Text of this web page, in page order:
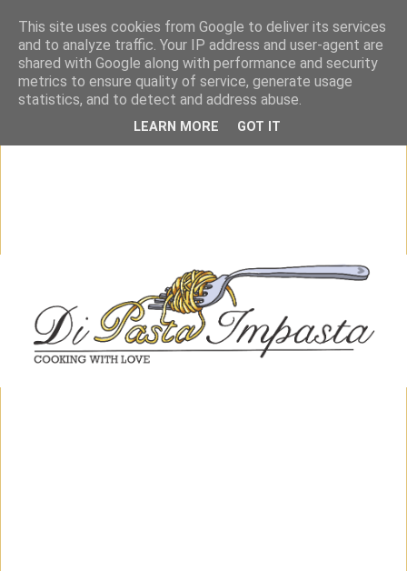
This site uses cookies from Google to deliver its services
and to analyze traffic. Your IP address and user-agent are
shared with Google along with performance and security
metrics to ensure quality of service, generate usage
statistics, and to detect and address abuse.
LEARN MORE GOT IT